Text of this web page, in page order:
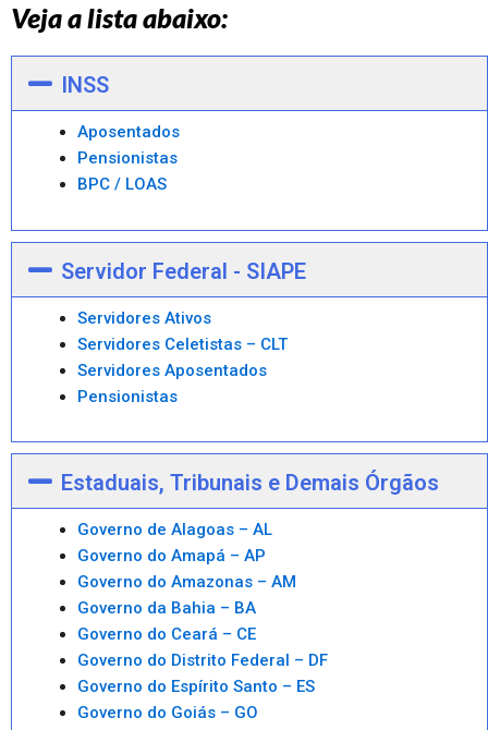
Veja a lista abaixo:
INSS
Aposentados
Pensionistas
BPC / LOAS
Servidor Federal - SIAPE
Servidores Ativos
Servidores Celetistas – CLT
Servidores Aposentados
Pensionistas
Estaduais, Tribunais e Demais Órgãos
Governo de Alagoas – AL
Governo do Amapá – AP
Governo do Amazonas – AM
Governo da Bahia – BA
Governo do Ceará – CE
Governo do Distrito Federal – DF
Governo do Espírito Santo – ES
Governo do Goiás – GO